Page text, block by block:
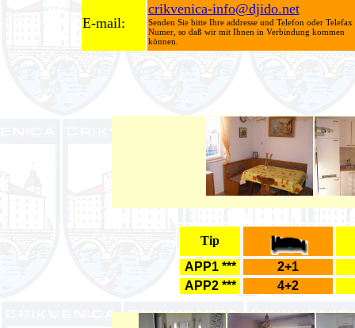
E-mail:
crikvenica-info@djido.net
Senden Sie bitte Ihre addresse und Telefon oder Telefax
Numer, so daß wir mit Ihnen in Verbindung kommen
können.
Tip
APP1 ***
2+1
APP2 ***
4+2